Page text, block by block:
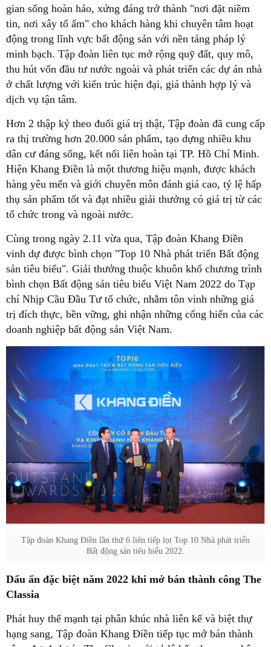
gian sống hoàn hảo, xứng đáng trở thành "nơi đặt niềm
tin, nơi xây tổ ấm" cho khách hàng khi chuyên tâm hoạt
động trong lĩnh vực bất động sản với nền tảng pháp lý
minh bạch. Tập đoàn liên tục mở rộng quỹ đất, quy mô,
thu hút vốn đầu tư nước ngoài và phát triển các dự án nhà
ở chất lượng với kiến trúc hiện đại, giá thành hợp lý và
dịch vụ tận tâm.
Hơn 2 thập kỷ theo đuổi giá trị thật, Tập đoàn đã cung cấp
ra thị trường hơn 20.000 sản phẩm, tạo dựng nhiều khu
dân cư đáng sống, kết nối liên hoàn tại TP. Hồ Chí Minh.
Hiện Khang Điền là một thương hiệu mạnh, được khách
hàng yêu mến và giới chuyên môn đánh giá cao, tỷ lệ hấp
thụ sản phẩm tốt và đạt nhiều giải thưởng có giá trị từ các
tổ chức trong và ngoài nước.
Cùng trong ngày 2.11 vừa qua, Tập đoàn Khang Điền
vinh dự được bình chọn "Top 10 Nhà phát triển Bất động
sản tiêu biểu". Giải thưởng thuộc khuôn khổ chương trình
bình chọn Bất động sản tiêu biểu Việt Nam 2022 do Tạp
chí Nhịp Cầu Đầu Tư tổ chức, nhằm tôn vinh những giá
trị đích thực, bền vững, ghi nhận những cống hiến của các
doanh nghiệp bất động sản Việt Nam.
Tập đoàn Khang Điền lần thứ 6 liên tiếp lọt Top 10 Nhà phát triển
Bất động sản tiêu biểu 2022.
Dấu ấn đặc biệt năm 2022 khi mở bán thành công The
Classia
Phát huy thế mạnh tại phân khúc nhà liên kế và biệt thự
hạng sang, Tập đoàn Khang Điền tiếp tục mở bán thành